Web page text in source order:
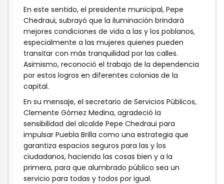
En este sentido, el presidente municipal, Pepe
Chedraui, subrayó que la iluminación brindará
mejores condiciones de vida a las y los poblanos,
especialmente a las mujeres quienes pueden
transitar con más tranquilidad por las calles.
Asimismo, reconoció el trabajo de la dependencia
por estos logros en diferentes colonias de la
capital.
En su mensaje, el secretario de Servicios Públicos,
Clemente Gómez Medina, agradeció la
sensibilidad del alcalde Pepe Chedraui para
impulsar Puebla Brilla como una estrategia que
garantiza espacios seguros para las y los
ciudadanos, haciendo las cosas bien y a la
primera, para que alumbrado público sea un
servicio para todas y todos por igual.